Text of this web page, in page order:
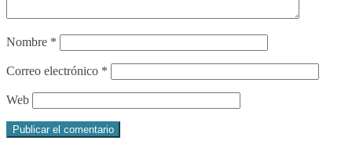
Nombre *
Correo electrónico *
Web